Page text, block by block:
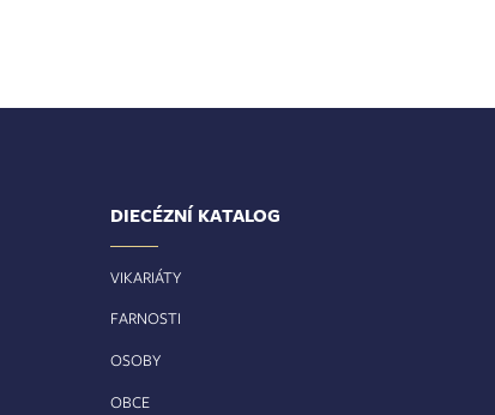
DIECÉZNÍ KATALOG
VIKARIÁTY
FARNOSTI
OSOBY
OBCE